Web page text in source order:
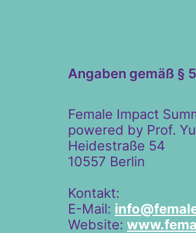
Angaben gemäß §
Female Impact
powered by Prof.
Heidestraße 54
10557 Berlin
Kontakt:
E-Mail:
Website: